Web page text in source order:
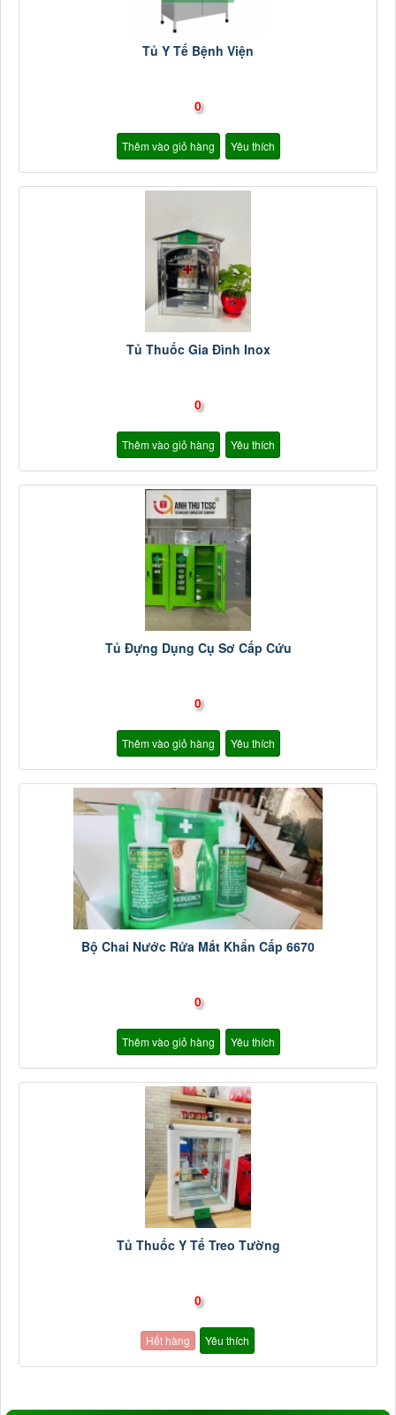
Tủ Y Tế Bệnh Viện
0
Thêm vào giỏ hàng Yêu thích
Tủ Thuốc Gia Đình Inox
0
Thêm vào giỏ hàng Yêu thích
Tủ Đựng Dụng Cụ Sơ Cấp Cứu
0
Thêm vào giỏ hàng Yêu thích
Bộ Chai Nước Rửa Mắt Khẩn Cấp 6670
0
Thêm vào giỏ hàng Yêu thích
Tủ Thuốc Y Tế Treo Tường
0
Hết hàng Yêu thích